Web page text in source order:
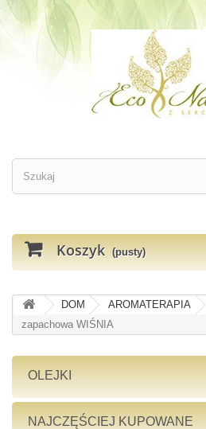
Koszyk (pusty)
DOM AROMATERAPIA
zapachowa WIŚNIA
OLEJKI
NAJCZĘŚCIEJ KUPOWANE